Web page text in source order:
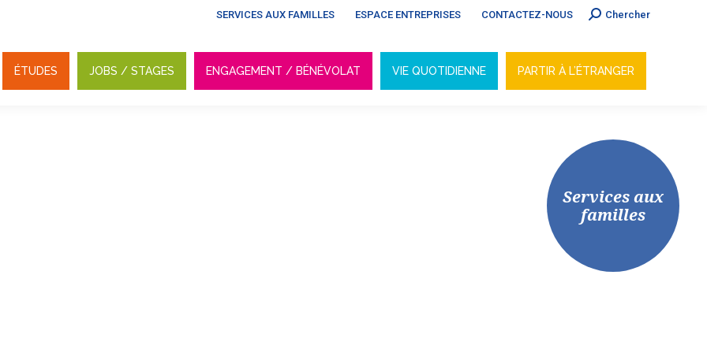
SERVICES AUX FAMILLES ESPACE ENTREPRISES CONTACTEZ-NOUS Search:Chercher
ÉTUDES JOBS / STAGES ENGAGEMENT / BÉNÉVOLAT VIE QUOTIDIENNE PARTIR À L’ÉTRANGER
Services aux
familles